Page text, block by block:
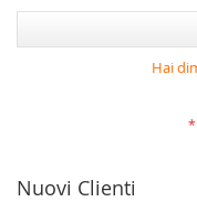
Hai
Nuovi Clienti